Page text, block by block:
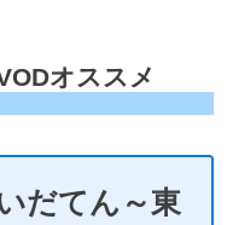
オススメ
だてん～東